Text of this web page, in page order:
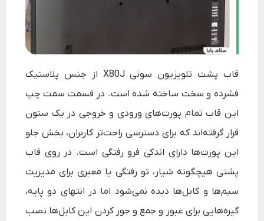
قاب پشت تلویزیون سونی X80J از جنس پلاستیک
فشرده و سخت ساخته شده است. در قسمت سمت چپ
این قاب تمام پورت‌های ورودی و خروجی در یک ستون
قرار گرفته‌اند که برای دسترسی راحت‌تر کاربران، بخش جلو
این پورت‌ها دارای اندکی فرو رفتگی است. در روی قاب
پشتی هیچگونه شیار، تو رفتگی یا معبری برای مدیریت
سیم‌ها و کابل‌ها دیده نمی‌شود اما در انتهای دو پایه،
گیره‌هایی برای عبور و جمع‌ و جور کردن این کابل‌ها نصب